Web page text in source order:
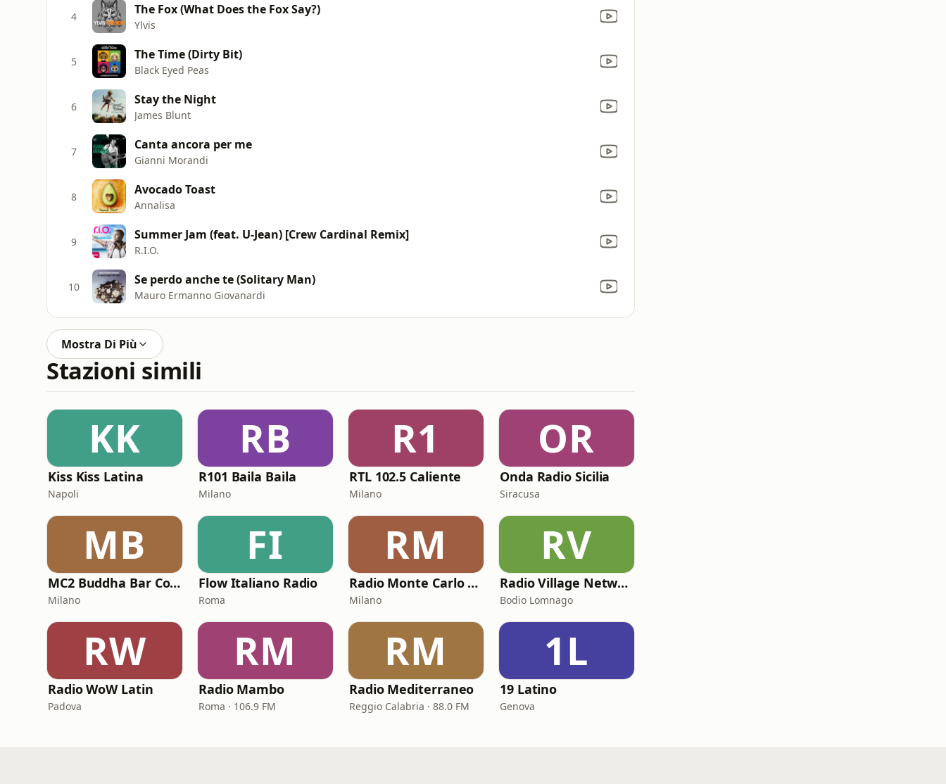
4 The Fox (What Does the Fox Say?)
Ylvis
5 The Time (Dirty Bit)
Black Eyed Peas
6 Stay the Night
James Blunt
7 Canta ancora per me
Gianni Morandi
8 Avocado Toast
Annalisa
9 Summer Jam (feat. U-Jean) [Crew Cardinal Remix]
R.I.O.
10 Se perdo anche te (Solitary Man)
Mauro Ermanno Giovanardi
Mostra Di Più
Stazioni simili
KK
Kiss Kiss Latina
Napoli
RB
R101 Baila Baila
Milano
R1
RTL 102.5 Caliente
Milano
OR
Onda Radio Sicilia
Siracusa
MB
MC2 Buddha Bar Collection
Milano
FI
Flow Italiano Radio
Roma
RM
Radio Monte Carlo 2 - Amor Latino
Milano
RV
Radio Village Network
Bodio Lomnago
RW
Radio WoW Latin
Padova
RM
Radio Mambo
Roma · 106.9 FM
RM
Radio Mediterraneo
Reggio Calabria · 88.0 FM
1L
19 Latino
Genova